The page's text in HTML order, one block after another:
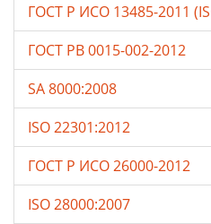
ГОСТ Р ИСО 13485-2011
ГОСТ РВ 0015-002-2012
SA 8000:2008
ISO 22301:2012
ГОСТ Р ИСО 26000-2012
ISO 28000:2007